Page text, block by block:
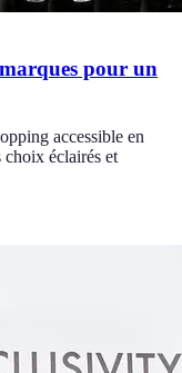
pour un
accessible en
choix éclairés et